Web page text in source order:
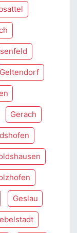
Geltendorf
Gerach
Geslau